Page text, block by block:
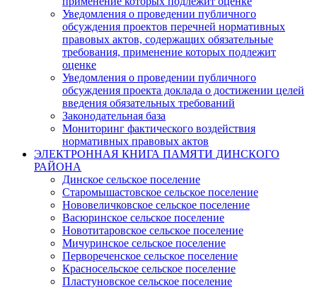
Уведомления о проведении публичного
обсуждения проектов перечней нормативных
правовых актов, содержащих обязательные
требования, применение которых подлежит
оценке
Уведомления о проведении публичного
обсуждения проекта доклада о достижении целей
введения обязательных требований
Законодательная база
Мониторинг фактического воздействия
нормативных правовых актов
ЭЛЕКТРОННАЯ КНИГА ПАМЯТИ ДИНСКОГО
РАЙОНА
Динское сельское поселение
Старомышастовское сельское поселение
Нововеличковское сельское поселение
Васюринское сельское поселение
Новотитаровское сельское поселение
Мичуринское сельское поселение
Первореченское сельское поселение
Красносельское сельское поселение
Пластуновское сельское поселение